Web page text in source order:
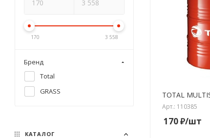
TOTAL
Арт.: 110385
170₽/шт
170 3 558
Бренд
Total
GRASS
КАТАЛОГ